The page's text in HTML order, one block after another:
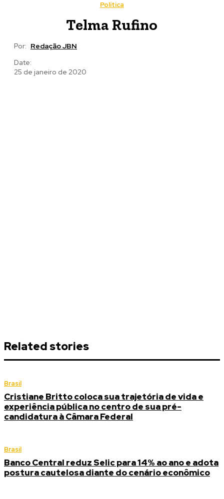
Política
Telma Rufino
Por: Redação JBN
Date:
25 de janeiro de 2020
Related stories
Brasil
Cristiane Britto coloca sua trajetória de vida e
experiência pública no centro de sua pré-
candidatura à Câmara Federal
Brasil
Banco Central reduz Selic para 14% ao ano e adota
postura cautelosa diante do cenário econômico